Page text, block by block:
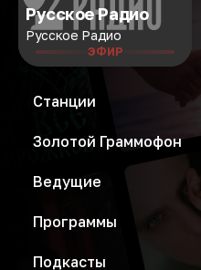
Русское Радио
Русское Радио
ЭФИР
Станции
Золотой Граммофон
Ведущие
Программы
Подкасты